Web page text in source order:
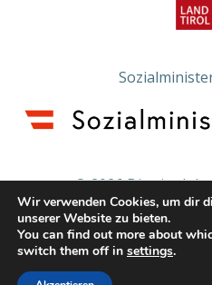
© 2026 Die vier
IMPRESSUM
Wir verwenden Cookies, um dir
unserer Website zu bieten.
You can find out more about
switch them off in settings.